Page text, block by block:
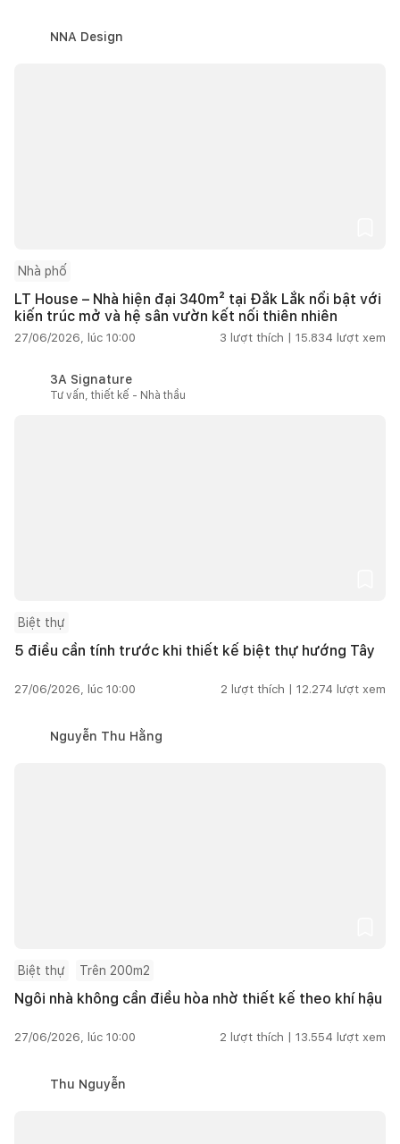
NNA Design
Nhà phố
LT House – Nhà hiện đại 340m² tại Đắk Lắk nổi bật với
kiến trúc mở và hệ sân vườn kết nối thiên nhiên
27/06/2026, lúc 10:00 3 lượt thích | 15.834 lượt xem
3A Signature
Tư vấn, thiết kế - Nhà thầu
Biệt thự
5 điều cần tính trước khi thiết kế biệt thự hướng Tây
27/06/2026, lúc 10:00 2 lượt thích | 12.274 lượt xem
Nguyễn Thu Hằng
Biệt thự Trên 200m2
Ngôi nhà không cần điều hòa nhờ thiết kế theo khí hậu
27/06/2026, lúc 10:00 2 lượt thích | 13.554 lượt xem
Thu Nguyễn